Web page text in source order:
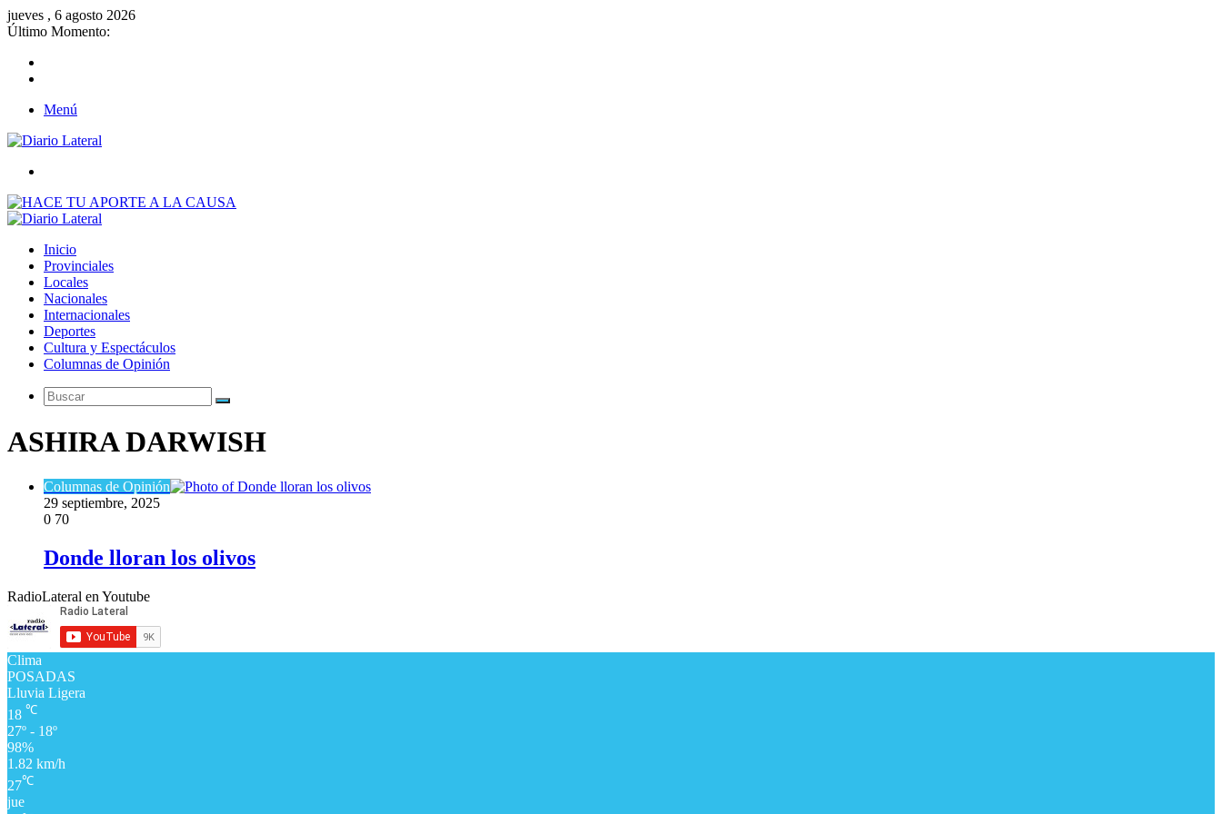
jueves , 6 agosto 2026
Último Momento:
Menú
Inicio
Provinciales
Locales
Nacionales
Internacionales
Deportes
Cultura y Espectáculos
Columnas de Opinión
Buscar
ASHIRA DARWISH
Columnas de Opinión
29 septiembre, 2025
0 70
Donde lloran los olivos
RadioLateral en Youtube
Clima
POSADAS
Lluvia Ligera
18 ℃
27º - 18º
98%
1.82 km/h
27℃
jue